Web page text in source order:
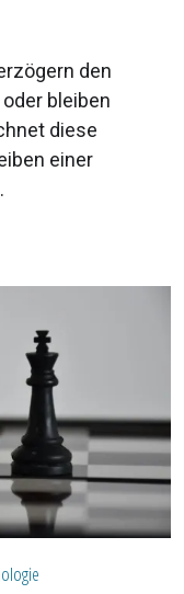
den
bleiben
diese
einer